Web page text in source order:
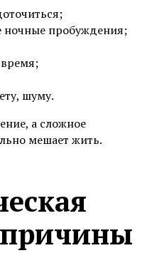
ночные пробуждения;
шуму.
а сложное
мешает жить.
причины